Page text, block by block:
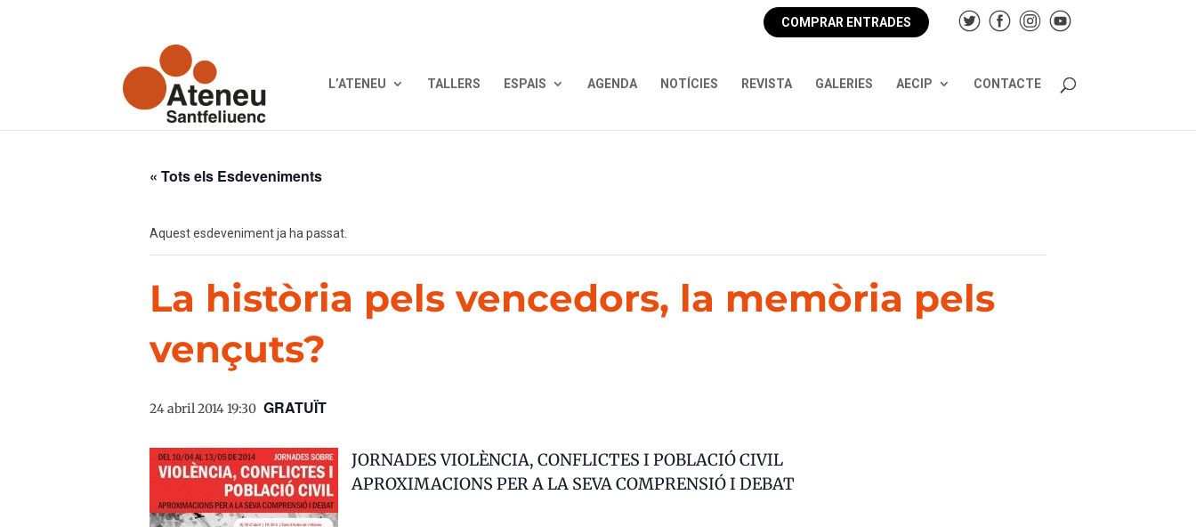
COMPRAR ENTRADES
L’ATENEU TALLERS ESPAIS AGENDA NOTÍCIES REVISTA GALERIES AECIP CONTACTE
« Tots els Esdeveniments
Aquest esdeveniment ja ha passat.
La història pels vencedors, la memòria pels
vençuts?
24 abril 2014 19:30 GRATUÏT
JORNADES VIOLÈNCIA, CONFLICTES I POBLACIÓ CIVIL
APROXIMACIONS PER A LA SEVA COMPRENSIÓ I DEBAT